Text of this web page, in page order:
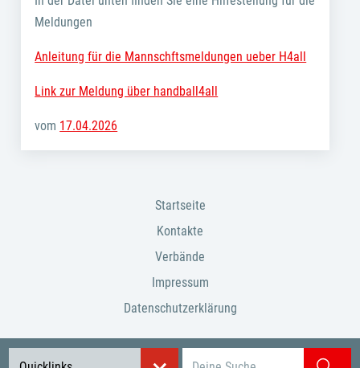
Suchbegriff eingeben
Meldungen
Anleitung für die Mannschftsmeldungen ueber H4all
Link zur Meldung über handball4all
vom 17.04.2026
Startseite
Kontakte
Verbände
Impressum
Datenschutzerklärung